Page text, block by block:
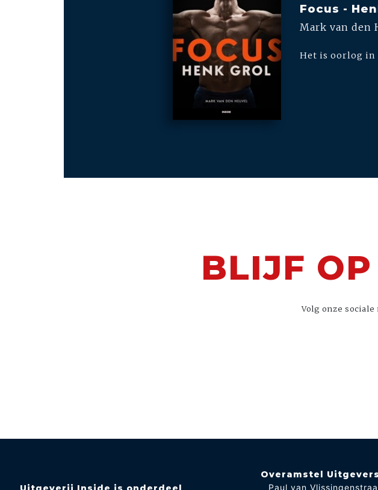
Focus -
Mark van den
Het is oorlog in
BLIJF
Volg onze
Overamstel
Paul van